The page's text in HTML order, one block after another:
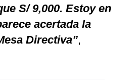
S/ 9,000. Estoy en
acertada la
Directiva”,